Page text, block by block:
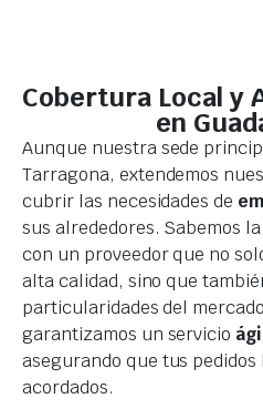
Cobertura Local y
en
Aunque nuestra sede
Tarragona, extendemos
cubrir las necesidades de
sus alrededores. Sabemos
con un proveedor que no
alta calidad, sino que
particularidades del
garantizamos un servicio
asegurando que tus
acordados.